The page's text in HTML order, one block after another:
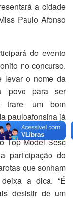
a cidade
Paulo Afonso
do evento
no concurso.
levar o nome da
povo para ser
trarei um bom
pauloafonsina já
obteve o 4º
Top Model Sesc
participação do
que sonham
a dica. “É
desistir de um